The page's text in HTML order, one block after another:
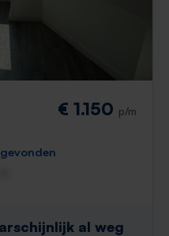
€ 1.150 p/m
al weg